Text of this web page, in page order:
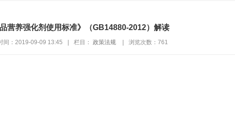
品营养强化剂使用标准》（GB14880-2012）解读
间：2019-09-09 13:45 栏目： 政策法规 浏览次数： 761